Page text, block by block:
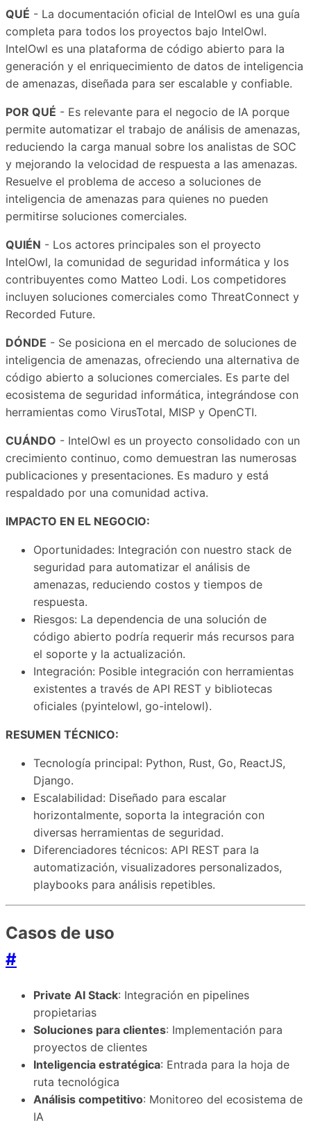
QUÉ - La documentación oficial de IntelOwl es una guía
completa para todos los proyectos bajo IntelOwl.
IntelOwl es una plataforma de código abierto para la
generación y el enriquecimiento de datos de inteligencia
de amenazas, diseñada para ser escalable y confiable.
POR QUÉ - Es relevante para el negocio de IA porque
permite automatizar el trabajo de análisis de amenazas,
reduciendo la carga manual sobre los analistas de SOC
y mejorando la velocidad de respuesta a las amenazas.
Resuelve el problema de acceso a soluciones de
inteligencia de amenazas para quienes no pueden
permitirse soluciones comerciales.
QUIÉN - Los actores principales son el proyecto
IntelOwl, la comunidad de seguridad informática y los
contribuyentes como Matteo Lodi. Los competidores
incluyen soluciones comerciales como ThreatConnect y
Recorded Future.
DÓNDE - Se posiciona en el mercado de soluciones de
inteligencia de amenazas, ofreciendo una alternativa de
código abierto a soluciones comerciales. Es parte del
ecosistema de seguridad informática, integrándose con
herramientas como VirusTotal, MISP y OpenCTI.
CUÁNDO - IntelOwl es un proyecto consolidado con un
crecimiento continuo, como demuestran las numerosas
publicaciones y presentaciones. Es maduro y está
respaldado por una comunidad activa.
IMPACTO EN EL NEGOCIO:
Oportunidades: Integración con nuestro stack de
seguridad para automatizar el análisis de
amenazas, reduciendo costos y tiempos de
respuesta.
Riesgos: La dependencia de una solución de
código abierto podría requerir más recursos para
el soporte y la actualización.
Integración: Posible integración con herramientas
existentes a través de API REST y bibliotecas
oficiales (pyintelowl, go-intelowl).
RESUMEN TÉCNICO:
Tecnología principal: Python, Rust, Go, ReactJS,
Django.
Escalabilidad: Diseñado para escalar
horizontalmente, soporta la integración con
diversas herramientas de seguridad.
Diferenciadores técnicos: API REST para la
automatización, visualizadores personalizados,
playbooks para análisis repetibles.
Casos de uso
#
Private AI Stack: Integración en pipelines
propietarias
Soluciones para clientes: Implementación para
proyectos de clientes
Inteligencia estratégica: Entrada para la hoja de
ruta tecnológica
Análisis competitivo: Monitoreo del ecosistema de
IA